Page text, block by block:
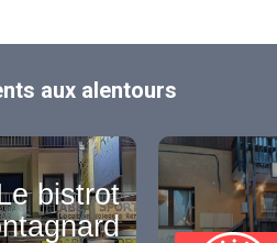
aux alentours
bistrot